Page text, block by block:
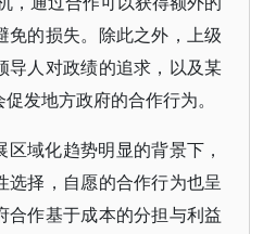
免的损失。除此之外，上级
导人对政绩的追求，以及某
发地方政府的合作行为。
域化趋势明显的背景下，
选择，自愿的合作行为也呈
合作基于成本的分担与利益